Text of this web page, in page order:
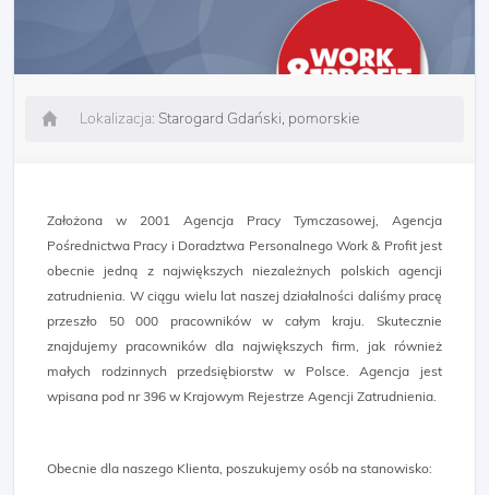
Lokalizacja: Starogard Gdański, pomorskie
Założona w 2001 Agencja Pracy Tymczasowej, Agencja
Pośrednictwa Pracy i Doradztwa Personalnego Work & Profit jest
obecnie jedną z największych niezależnych polskich agencji
zatrudnienia. W ciągu wielu lat naszej działalności daliśmy pracę
przeszło 50 000 pracowników w całym kraju. Skutecznie
znajdujemy pracowników dla największych firm, jak również
małych rodzinnych przedsiębiorstw w Polsce. Agencja jest
wpisana pod nr 396 w Krajowym Rejestrze Agencji Zatrudnienia.
Obecnie dla naszego Klienta, poszukujemy osób na stanowisko: